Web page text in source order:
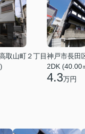
取山町２丁目神戸市長田
2DK (40.00
4.3万円